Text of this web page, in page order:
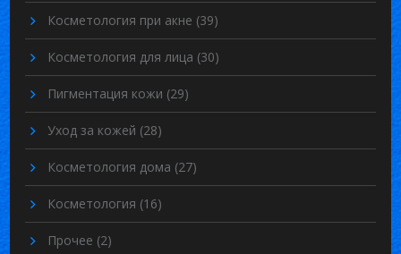
Косметология при акне (39)
Косметология для лица (30)
Пигментация кожи (29)
Уход за кожей (28)
Косметология дома (27)
Косметология (16)
Прочее (2)